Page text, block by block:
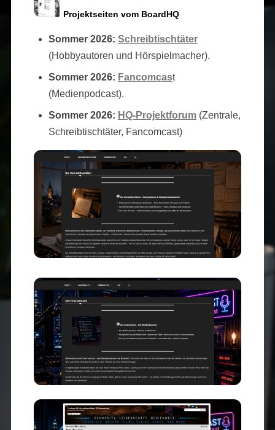
Projektseiten vom BoardHQ
Sommer 2026: Schreibtischtäter
(Hobbyautoren und Hörspielmacher).
Sommer 2026: Fancomcast
(Medienpodcast).
Sommer 2026: HQ-Projektforum (Zentrale,
Schreibtischtäter, Fancomcast)